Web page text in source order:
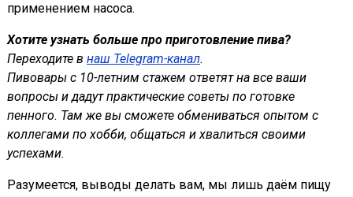
применением насоса.
Хотите узнать больше про приготовление пива?
Переходите в наш Telegram-канал.
Пивовары с 10-летним стажем ответят на все ваши
вопросы и дадут практические советы по готовке
пенного. Там же вы сможете обмениваться опытом с
коллегами по хобби, общаться и хвалиться своими
успехами.
Разумеется, выводы делать вам, мы лишь даём пищу